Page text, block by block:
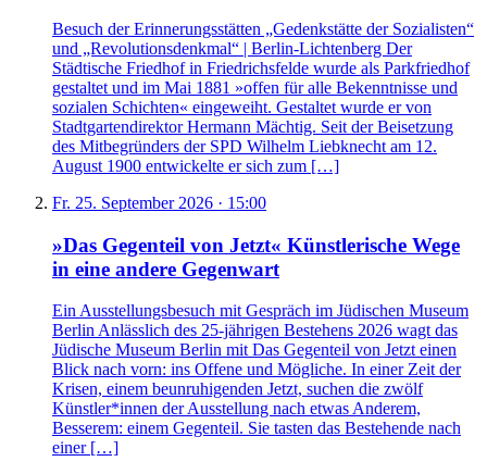
Besuch der Erinnerungsstätten „Gedenkstätte der Sozialisten“
und „Revolutionsdenkmal“ | Berlin-Lichtenberg Der
Städtische Friedhof in Friedrichsfelde wurde als Parkfriedhof
gestaltet und im Mai 1881 »offen für alle Bekenntnisse und
sozialen Schichten« eingeweiht. Gestaltet wurde er von
Stadtgartendirektor Hermann Mächtig. Seit der Beisetzung
des Mitbegründers der SPD Wilhelm Liebknecht am 12.
August 1900 entwickelte er sich zum […]
Fr. 25. September 2026 · 15:00
»Das Gegenteil von Jetzt« Künstlerische Wege
in eine andere Gegenwart
Ein Ausstellungsbesuch mit Gespräch im Jüdischen Museum
Berlin Anlässlich des 25-jährigen Bestehens 2026 wagt das
Jüdische Museum Berlin mit Das Gegenteil von Jetzt einen
Blick nach vorn: ins Offene und Mögliche. In einer Zeit der
Krisen, einem beunruhigenden Jetzt, suchen die zwölf
Künstler*innen der Ausstellung nach etwas Anderem,
Besserem: einem Gegenteil. Sie tasten das Bestehende nach
einer […]